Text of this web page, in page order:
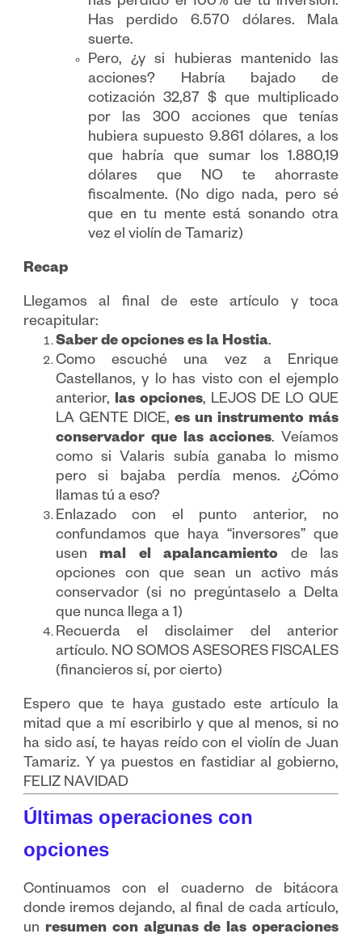
Has perdido 6.570 dólares. Mala
suerte.
Pero, ¿y si hubieras mantenido las
acciones? Habría bajado de
cotización 32,87 $ que multiplicado
por las 300 acciones que tenías
hubiera supuesto 9.861 dólares, a los
que habría que sumar los 1.880,19
dólares que NO te ahorraste
fiscalmente. (No digo nada, pero sé
que en tu mente está sonando otra
vez el violín de Tamariz)
Recap
Llegamos al final de este artículo y toca
recapitular:
Saber de opciones es la Hostia.
Como escuché una vez a Enrique
Castellanos, y lo has visto con el ejemplo
anterior, las opciones, LEJOS DE LO QUE
LA GENTE DICE, es un instrumento más
conservador que las acciones. Veíamos
como si Valaris subía ganaba lo mismo
pero si bajaba perdía menos. ¿Cómo
llamas tú a eso?
Enlazado con el punto anterior, no
confundamos que haya “inversores” que
usen mal el apalancamiento de las
opciones con que sean un activo más
conservador (si no pregúntaselo a Delta
que nunca llega a 1)
Recuerda el disclaimer del anterior
artículo. NO SOMOS ASESORES FISCALES
(financieros sí, por cierto)
Espero que te haya gustado este artículo la
mitad que a mí escribirlo y que al menos, si no
ha sido así, te hayas reído con el violín de Juan
Tamariz. Y ya puestos en fastidiar al gobierno,
FELIZ NAVIDAD
Últimas operaciones con
opciones
Continuamos con el cuaderno de bitácora
donde iremos dejando, al final de cada artículo,
un resumen con algunas de las operaciones